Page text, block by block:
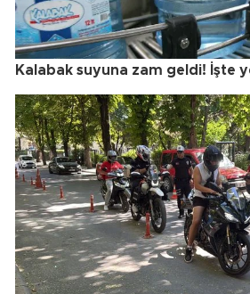
Kalabak suyuna zam geldi! İşte